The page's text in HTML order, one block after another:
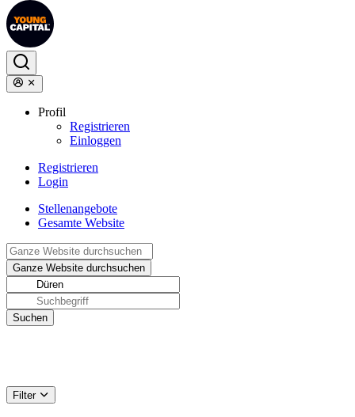
Profil
Registrieren
Einloggen
Registrieren
Login
Stellenangebote
Gesamte Website
Filter